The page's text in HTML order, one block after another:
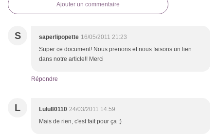
Ajouter un commentaire
S saperlipopette 16/05/2011 21:23
Super ce document! Nous prenons et nous faisons un lien
dans notre article!! Merci
Répondre
L Lulu80110 24/03/2011 14:59
Mais de rien, c'est fait pour ça ;)